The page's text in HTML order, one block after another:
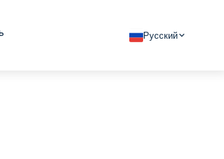
Русский